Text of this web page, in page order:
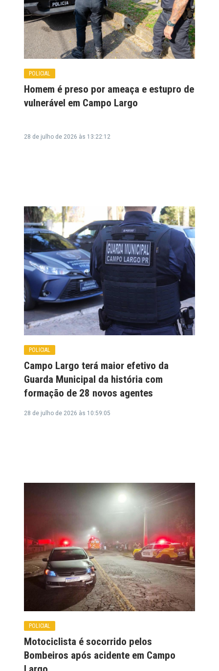
POLICIAL
Homem é preso por ameaça e estupro de
vulnerável em Campo Largo
28 de julho de 2026 às 13:22:12
POLICIAL
Campo Largo terá maior efetivo da
Guarda Municipal da história com
formação de 28 novos agentes
28 de julho de 2026 às 10:59:05
POLICIAL
Motociclista é socorrido pelos
Bombeiros após acidente em Campo